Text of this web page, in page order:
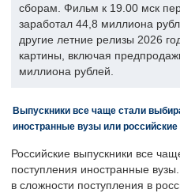
сборам. Фильм к 19.00 мск
заработал 44,8 миллиона
другие летние релизы 2026
картины, включая
миллиона рублей.
Выпускники все чаще стали
иностранные вузы или
Российские выпускники все
поступления иностранные
в сложности поступления в